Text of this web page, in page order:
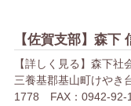
【佐賀支部】森
【詳しく見る】森下
三養基郡基山町けや
1778 FAX：0942-92-